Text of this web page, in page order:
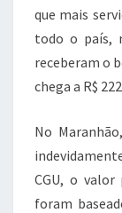
que mais
todo o país,
receberam o
chega a R$
No
CGU, o valor
foram